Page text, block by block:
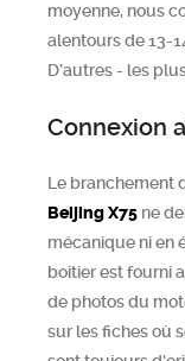
moyenne, nous
alentours de 13-
D’autres - les plus
Connexion
Le branchement
BeijingX75 ne
mécanique ni en
boitier est fourni
de photos du
sur les fiches où